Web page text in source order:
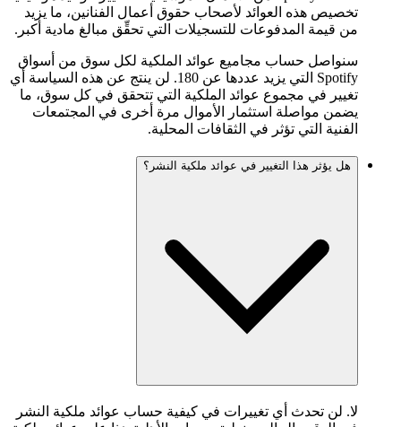
تخصيص هذه العوائد لأصحاب حقوق أعمال الفنانين، ما يزيد
من قيمة المدفوعات للتسجيلات التي تحقِّق مبالغ مادية أكبر.
سنواصل حساب مجاميع عوائد الملكية لكل سوق من أسواق
Spotify التي يزيد عددها عن 180. لن ينتج عن هذه السياسة أي
تغيير في مجموع عوائد الملكية التي تتحقق في كل سوق، ما
يضمن مواصلة استثمار الأموال مرة أخرى في المجتمعات
الفنية التي تؤثر في الثقافات المحلية.
هل يؤثر هذا التغيير في عوائد ملكية النشر؟
لا. لن تحدث أي تغييرات في كيفية حساب عوائد ملكية النشر